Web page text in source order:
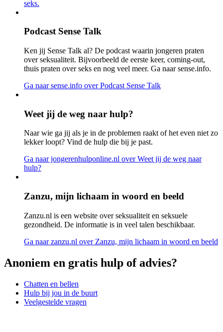
seks.
Podcast Sense Talk
Ken jij Sense Talk al? De podcast waarin jongeren praten
over seksualiteit. Bijvoorbeeld de eerste keer, coming-out,
thuis praten over seks en nog veel meer. Ga naar sense.info.
Ga naar sense.info over Podcast Sense Talk
Weet jij de weg naar hulp?
Naar wie ga jij als je in de problemen raakt of het even niet zo
lekker loopt? Vind de hulp die bij je past.
Ga naar jongerenhulponline.nl over Weet jij de weg naar
hulp?
Zanzu, mijn lichaam in woord en beeld
Zanzu.nl is een website over seksualiteit en seksuele
gezondheid. De informatie is in veel talen beschikbaar.
Ga naar zanzu.nl over Zanzu, mijn lichaam in woord en beeld
Anoniem en gratis hulp of advies?
Chatten en bellen
Hulp bij jou in de buurt
Veelgestelde vragen